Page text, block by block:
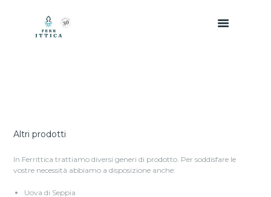
Altri prodotti
In Ferrittica trattiamo diversi generi di prodotto. Per soddisfare le
vostre necessità abbiamo a disposizione anche:
Uova di Seppia